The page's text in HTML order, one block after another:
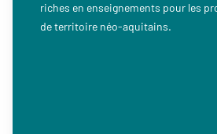
riches en enseignements pour les
de territoire néo-aquitains.